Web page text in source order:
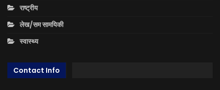
राष्ट्रीय
लेख/सम सामयिकी
स्वास्थ्य
Contact Info